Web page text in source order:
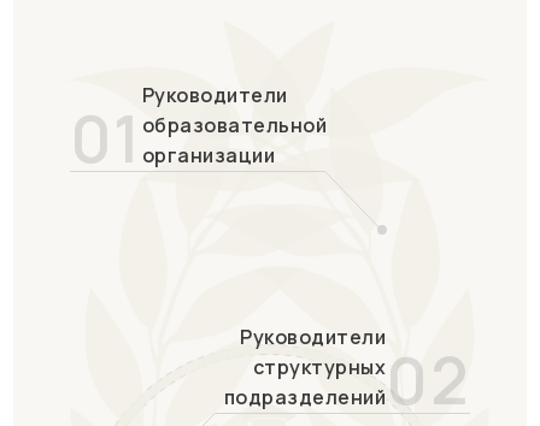
01 Руководители
образовательной
организации
Руководители
структурных
подразделений02